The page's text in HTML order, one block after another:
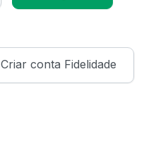
Criar conta Fidelidade